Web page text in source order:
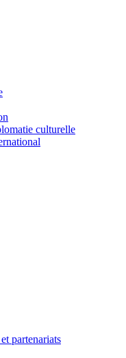
culturelle
partenariats